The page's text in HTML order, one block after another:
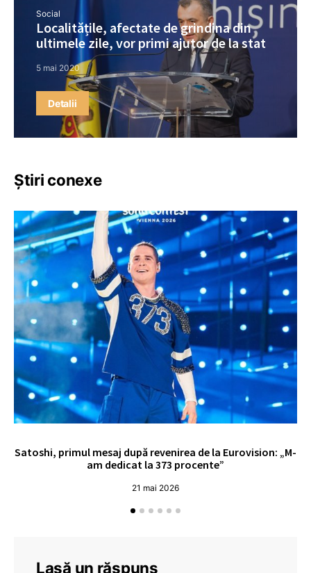
Social
Localitățile, afectate de grindina din
ultimele zile, vor primi ajutor de la stat
5 mai 2020
Detalii
Știri conexe
Satoshi, primul mesaj după revenirea de la Eurovision: „M-
am dedicat la 373 procente”
21 mai 2026
Lasă un răspuns